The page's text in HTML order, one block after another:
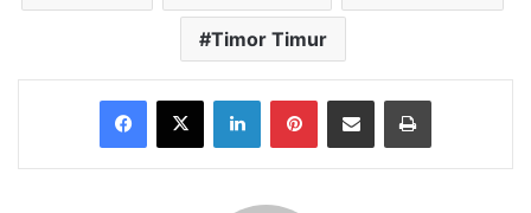
Timor Timur
Facebook
X LinkedInPinterestShare via Email Print